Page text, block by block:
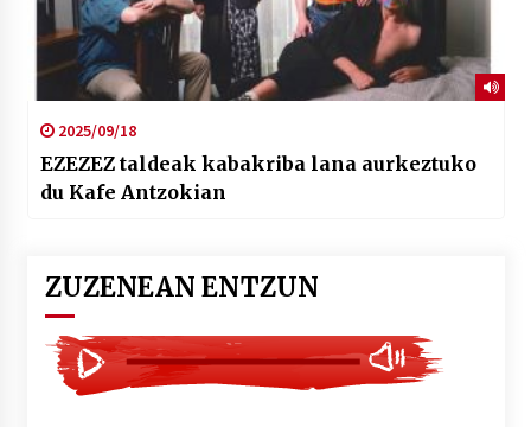
2025/09/18
EZEZEZ taldeak kabakriba lana aurkeztuko
du Kafe Antzokian
ZUZENEAN ENTZUN